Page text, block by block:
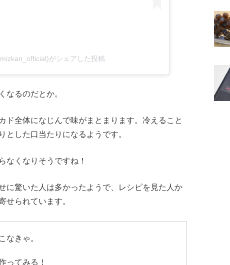
がシェアした投稿
なるのだとか。
ド全体になじんで味がまとまります。冷えること
した口当たりになるようです。
なくなりそうですね！
に驚いた人は多かったようで、レシピを見た人か
せられています。
なきゃ。
ってみる！